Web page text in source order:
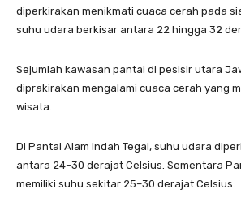
diperkirakan menikmati cuaca cerah pada
suhu udara berkisar antara 22 hingga 32
Sejumlah kawasan pantai di pesisir utara
diprakirakan mengalami cuaca cerah yang
wisata.
Di Pantai Alam Indah Tegal, suhu udara
antara 24–30 derajat Celsius. Sementara
memiliki suhu sekitar 25–30 derajat Celsius.